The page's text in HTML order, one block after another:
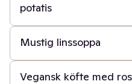
potatis
30 min
Mustig linssoppa
40 min
Vegansk köfte med